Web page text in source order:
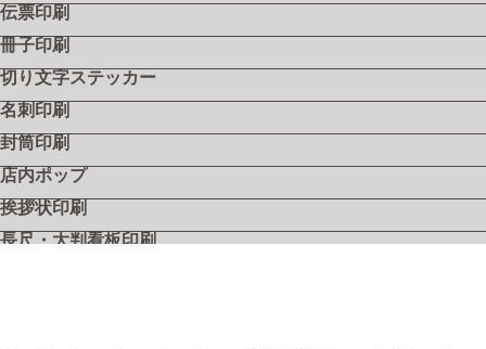
伝票印刷
冊子印刷
切り文字ステッカー
名刺印刷
封筒印刷
店内ポップ
挨拶状印刷
長尺・大判看板印刷